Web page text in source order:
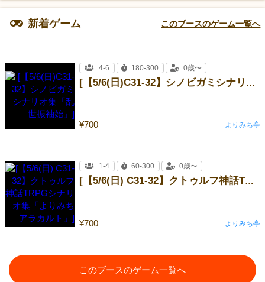
新着ゲーム このブースのゲーム一覧へ
[【5/6(日)C31-32】シノビガミシナリオ集「乱世振袖始」]
¥700
4-6 180-300 0歳〜
よりみち亭
[【5/6(日) C31-32】クトゥルフ神話TRPGシナリオ集「よりみちアラカルト」]
¥700
1-4 60-300 0歳〜
よりみち亭
このブースのゲーム一覧へ